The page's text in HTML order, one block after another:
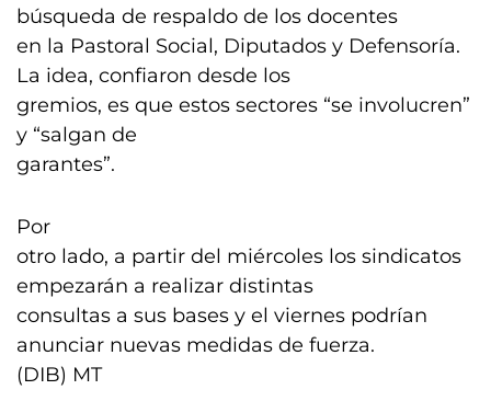
búsqueda de respaldo de los docentes
en la Pastoral Social, Diputados y Defensoría.
La idea, confiaron desde los
gremios, es que estos sectores “se involucren”
y “salgan de
garantes”.
Por
otro lado, a partir del miércoles los sindicatos
empezarán a realizar distintas
consultas a sus bases y el viernes podrían
anunciar nuevas medidas de fuerza.
(DIB) MT